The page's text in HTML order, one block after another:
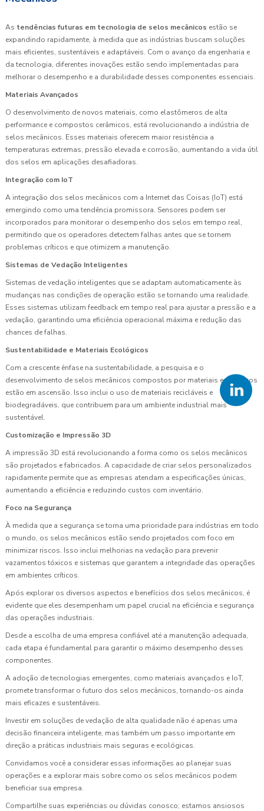
As tendências futuras em tecnologia de selos mecânicos estão se
expandindo rapidamente, à medida que as indústrias buscam soluções
mais eficientes, sustentáveis e adaptáveis. Com o avanço da engenharia e
da tecnologia, diferentes inovações estão sendo implementadas para
melhorar o desempenho e a durabilidade desses componentes essenciais.
Materiais Avançados
O desenvolvimento de novos materiais, como elastômeros de alta
performance e compostos cerâmicos, está revolucionando a indústria de
selos mecânicos. Esses materiais oferecem maior resistência a
temperaturas extremas, pressão elevada e corrosão, aumentando a vida útil
dos selos em aplicações desafiadoras.
Integração com IoT
A integração dos selos mecânicos com a Internet das Coisas (IoT) está
emergindo como uma tendência promissora. Sensores podem ser
incorporados para monitorar o desempenho dos selos em tempo real,
permitindo que os operadores detectem falhas antes que se tornem
problemas críticos e que otimizem a manutenção.
Sistemas de Vedação Inteligentes
Sistemas de vedação inteligentes que se adaptam automaticamente às
mudanças nas condições de operação estão se tornando uma realidade.
Esses sistemas utilizam feedback em tempo real para ajustar a pressão e a
vedação, garantindo uma eficiência operacional máxima e redução das
chances de falhas.
Sustentabilidade e Materiais Ecológicos
Com a crescente ênfase na sustentabilidade, a pesquisa e o
desenvolvimento de selos mecânicos compostos por materiais ecológicos
estão em ascensão. Isso inclui o uso de materiais recicláveis e
biodegradáveis, que contribuem para um ambiente industrial mais
sustentável.
Customização e Impressão 3D
A impressão 3D está revolucionando a forma como os selos mecânicos
são projetados e fabricados. A capacidade de criar selos personalizados
rapidamente permite que as empresas atendam a especificações únicas,
aumentando a eficiência e reduzindo custos com inventário.
Foco na Segurança
À medida que a segurança se torna uma prioridade para indústrias em todo
o mundo, os selos mecânicos estão sendo projetados com foco em
minimizar riscos. Isso inclui melhorias na vedação para prevenir
vazamentos tóxicos e sistemas que garantem a integridade das operações
em ambientes críticos.
Após explorar os diversos aspectos e benefícios dos selos mecânicos, é
evidente que eles desempenham um papel crucial na eficiência e segurança
das operações industriais.
Desde a escolha de uma empresa confiável até a manutenção adequada,
cada etapa é fundamental para garantir o máximo desempenho desses
componentes.
A adoção de tecnologias emergentes, como materiais avançados e IoT,
promete transformar o futuro dos selos mecânicos, tornando-os ainda
mais eficazes e sustentáveis.
Investir em soluções de vedação de alta qualidade não é apenas uma
decisão financeira inteligente, mas também um passo importante em
direção a práticas industriais mais seguras e ecológicas.
Convidamos você a considerar essas informações ao planejar suas
operações e a explorar mais sobre como os selos mecânicos podem
beneficiar sua empresa.
Compartilhe suas experiências ou dúvidas conosco; estamos ansiosos